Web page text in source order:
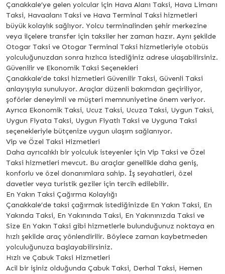
Çanakkale’ye gelen yolcular için Hava Alanı Taksi, Hava Limanı
Taksi, Havaalanı Taksi ve Hava Terminal Taksi hizmetleri
büyük kolaylık sağlıyor. Yolcu terminalinden şehir merkezine
veya ilçelere transfer için taksiler her zaman hazır. Aynı şekilde
Otogar Taksi ve Otogar Terminal Taksi hizmetleriyle otobüs
yolculuğunuzdan sonra hızlıca istediğiniz adrese ulaşabilirsiniz.
Güvenilir ve Ekonomik Taksi Seçenekleri
Çanakkale’de taksi hizmetleri Güvenilir Taksi, Güvenli Taksi
anlayışıyla sunuluyor. Araçlar düzenli bakımdan geçiriliyor,
şoförler deneyimli ve müşteri memnuniyetine önem veriyor.
Ayrıca Ekonomik Taksi, Ucuz Taksi, Ucuza Taksi, Uygun Taksi,
Uygun Fiyata Taksi, Uygun Fiyatlı Taksi ve Uyguna Taksi
seçenekleriyle bütçenize uygun ulaşım sağlanıyor.
Vip ve Özel Taksi Hizmetleri
Daha ayrıcalıklı bir yolculuk isteyenler için Vip Taksi ve Özel
Taksi hizmetleri mevcut. Bu araçlar genellikle daha geniş,
konforlu ve özel donanımlara sahip. İş seyahatleri, özel
davetler veya turistik geziler için tercih edilebilir.
En Yakın Taksi Çağırma Kolaylığı
Çanakkale’de taksi çağırmak istediğinizde En Yakın Taksi, En
Yakında Taksi, En Yakınında Taksi, En Yakınınızda Taksi ve
Size En Yakın Taksi gibi hizmetlerle bulunduğunuz noktaya en
hızlı şekilde araç yönlendirilir. Böylece zaman kaybetmeden
yolculuğunuza başlayabilirsiniz.
Hızlı ve Çabuk Taksi Hizmetleri
Acil bir işiniz olduğunda Çabuk Taksi, Derhal Taksi, Hemen